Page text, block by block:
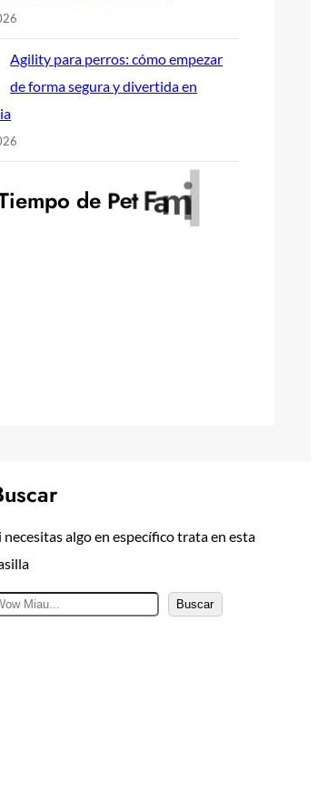
Agility para perros: cómo empezar
de forma segura y divertida en
iempo de Pet Fami
necesitas algo en específico trata en esta
Buscar